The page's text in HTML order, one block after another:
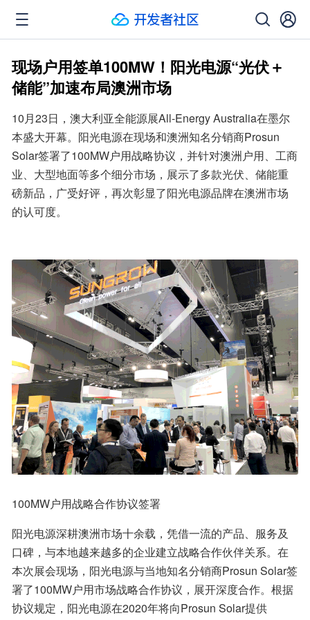
现场户用签单100MW！阳光电源“光伏＋
储能”加速布局澳洲市场
10月23日，澳大利亚全能源展All-Energy Australia在墨尔
本盛大开幕。阳光电源在现场和澳洲知名分销商Prosun
Solar签署了100MW户用战略协议，并针对澳洲户用、工商
业、大型地面等多个细分市场，展示了多款光伏、储能重
磅新品，广受好评，再次彰显了阳光电源品牌在澳洲市场
的认可度。
100MW户用战略合作协议签署
阳光电源深耕澳洲市场十余载，凭借一流的产品、服务及
口碑，与本地越来越多的企业建立战略合作伙伴关系。在
本次展会现场，阳光电源与当地知名分销商Prosun Solar签
署了100MW户用市场战略合作协议，展开深度合作。根据
协议规定，阳光电源在2020年将向Prosun Solar提供